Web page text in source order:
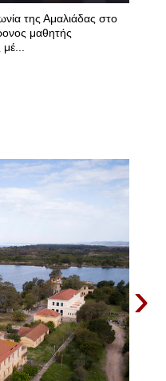
της Αμαλιάδας στο
μαθητής
μέ...
›